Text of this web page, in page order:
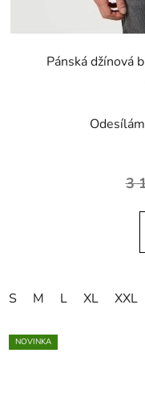
Pánská džínová
3
S M L XL XXL
NOVINKA